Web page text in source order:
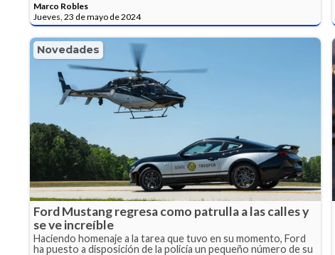
Marco Robles
Jueves, 23 de mayo de 2024
Novedades
Ford Mustang regresa como patrulla a las calles y
se ve increíble
Haciendo homenaje a la tarea que tuvo en su momento, Ford
ha puesto a disposición de la policía un pequeño número de su